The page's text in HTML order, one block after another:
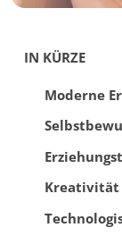
IN KÜRZE
Moderne
Kreativität